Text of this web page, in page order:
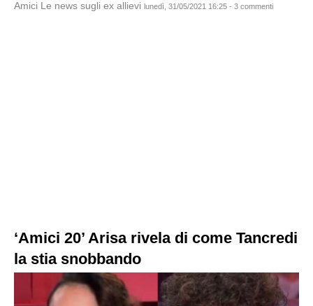
Amici Le news sugli ex allievi lunedì, 31/05/2021 16:25 - 3 commenti
‘Amici 20’ Arisa rivela di come Tancredi
la stia snobbando